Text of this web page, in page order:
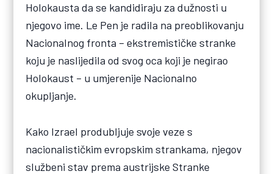
Holokausta da se kandidiraju za dužnosti u
njegovo ime. Le Pen je radila na preoblikovanju
Nacionalnog fronta – ekstremističke stranke
koju je naslijedila od svog oca koji je negirao
Holokaust – u umjerenije Nacionalno
okupljanje.
Kako Izrael produbljuje svoje veze s
nacionalističkim evropskim strankama, njegov
službeni stav prema austrijske Stranke